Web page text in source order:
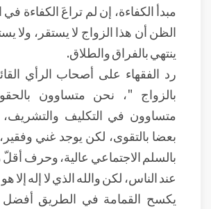
مبدأ الكفاءة، إن لم تراعَ الكفاءة
الظن أن هذا الزواج لا يستقر، ولا
ينتهي بالفراق والطلاق.
رد الفقهاء على أصحاب الرأي
بالزواج "، نحن متساوون
متساوون في التكليف
بعضا بالتقوى، لكن يوجد غني
بالسلم الاجتماعي عالية، وحرف أقلّ
عند الناس، لكن والله الذي لا إله إلا
يكسح القمامة في الطريق أفضل